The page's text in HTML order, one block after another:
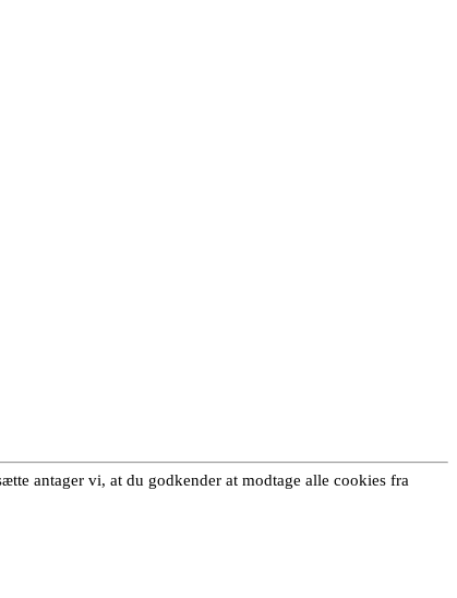
antager vi, at du godkender at modtage alle cookies fra